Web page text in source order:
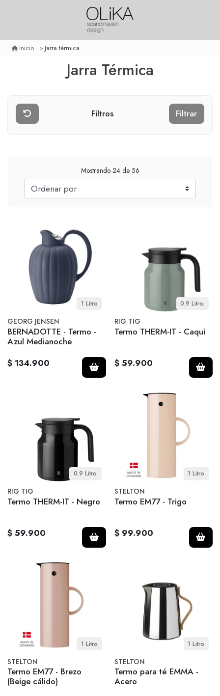
Inicio Jarra térmica
Jarra Térmica
Filtros Filtrar
Mostrando 24de 56
1 Litro
GEORG JENSEN
BERNADOTTE - Termo -
Azul Medianoche
$ 134.900
0.9 Litro.
RIG TIG
Termo THERM-IT - Caqui
$ 59.900
0.9 Litro.
RIG TIG
Termo THERM-IT - Negro
$ 59.900
1 Litro
STELTON
Termo EM77 - Trigo
$ 99.900
1 Litro
STELTON
Termo EM77 - Brezo
(Beige cálido)
1 Litro
STELTON
Termo para té EMMA -
Acero